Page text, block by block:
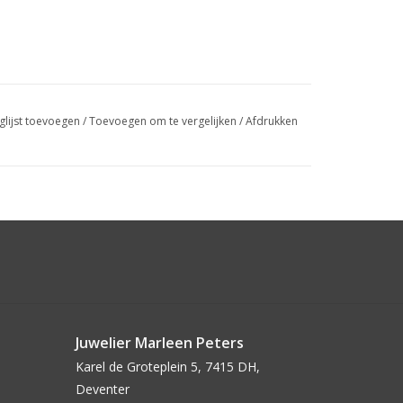
toevoegen /Toevoegen om te vergelijken /Afdrukken
Juwelier Marleen Peters
Karel de Groteplein 5, 7415 DH,
Deventer